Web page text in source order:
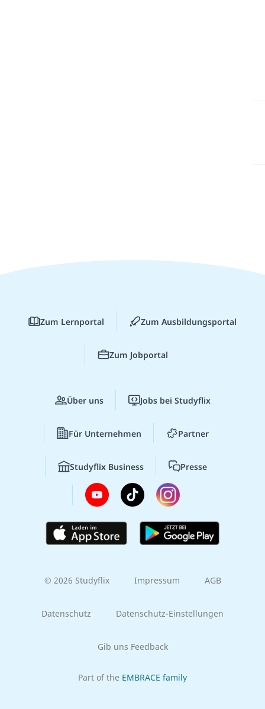
Zum Lernportal Zum Ausbildungsportal
Zum Jobportal
Über uns Jobs bei Studyflix
Für Unternehmen Partner
Studyflix Business Presse
© 2026 Studyflix Impressum AGB
Datenschutz Datenschutz-Einstellungen
Gib uns Feedback
Part of the EMBRACE family